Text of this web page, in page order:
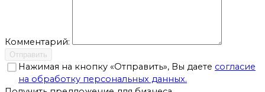
Комментарий:
Отправить
Нажимая на кнопку «Отправить», Вы даете согласие
на обработку персональных данных.